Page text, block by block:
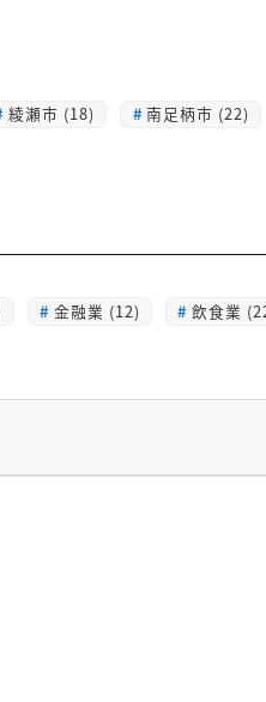
綾瀬市 (18)
南足柄市 (22)
金融業 (12)
飲食業